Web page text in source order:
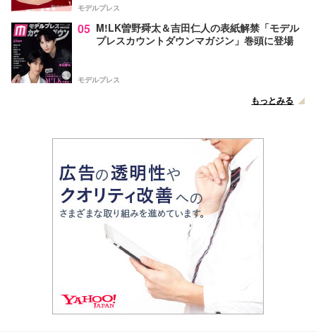
モデルプレス
05 M!LK曽野舜太＆吉田仁人の表紙解禁「モデル
プレスカウントダウンマガジン」巻頭に登場
モデルプレス
もっとみる